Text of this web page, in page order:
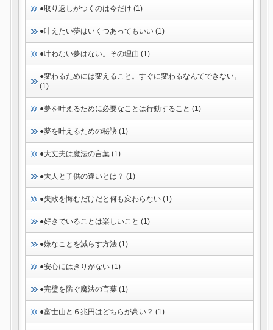
●取り返しがつくのは今だけ (1)
●叶えたい夢はいくつあってもいい (1)
●叶わない夢はない。その理由 (1)
●変わるためには変えること。すぐに変わるなんてできない。
(1)
●夢を叶えるために必要なことは行動すること (1)
●夢を叶えるための秘訣 (1)
●大丈夫は魔法の言葉 (1)
●大人と子供の違いとは？ (1)
●失敗を悔むだけだと何も変わらない (1)
●好きでいることは楽しいこと (1)
●嫌なことを減らす方法 (1)
●安心にはきりがない (1)
●完璧を防ぐ魔法の言葉 (1)
●富士山と６兆円はどちらが高い？ (1)